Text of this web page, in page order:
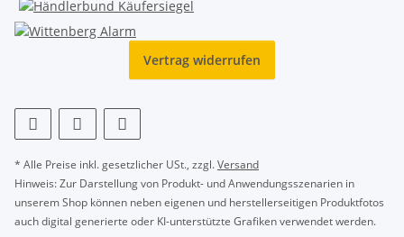
Vertrag widerrufen
* Alle Preise inkl. gesetzlicher USt., zzgl.Versand
Hinweis: Zur Darstellung von Produkt- und Anwendungsszenarien in
unserem Shop können neben eigenen und herstellerseitigen Produktfotos
auch digital generierte oder KI-unterstützte Grafiken verwendet werden.